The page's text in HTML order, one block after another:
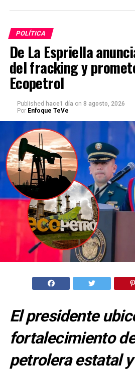
POLÍTICA
De La Espriella
del fracking y
Ecopetrol
Published hace1 día on 8 agosto, 2026
Por Enfoque TeVe
El presidente
fortalecimiento
petrolera estatal